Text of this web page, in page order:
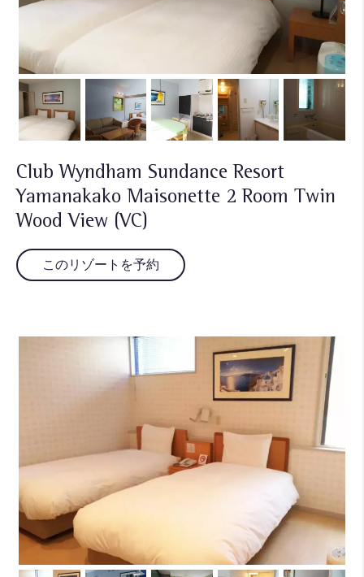
Club Wyndham Sundance Resort
Yamanakako Maisonette 2 Room Twin
Wood View (VC)
このリゾートを予約